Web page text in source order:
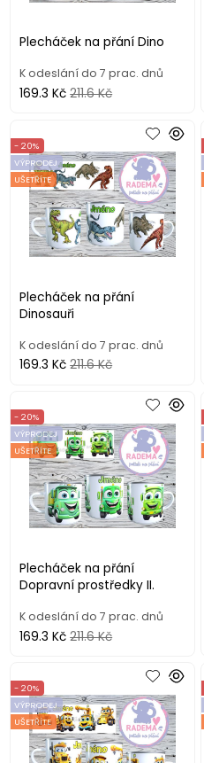
Plecháček na přání Dino
K odeslání do 7 prac. dnů
169.3 Kč 211.6 Kč
Plecháček na přání
Dinosauři
- 20%
VÝPRODEJ
UŠETŘÍTE
K odeslání do 7 prac. dnů
169.3 Kč 211.6 Kč
Plecháček na přání
Dopravní prostředky II.
- 20%
VÝPRODEJ
UŠETŘÍTE
K odeslání do 7 prac. dnů
169.3 Kč 211.6 Kč
- 20%
VÝPRODEJ
UŠETŘÍTE